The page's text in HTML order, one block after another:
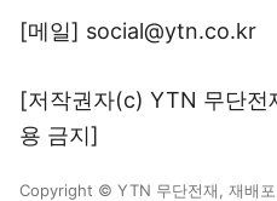
[메일] social@ytn.co.kr
[저작권자(c) YTN 무단전
용 금지]
Copyright © YTN 무단전재, 재배포